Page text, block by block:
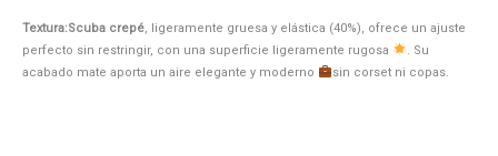
Textura:Scuba crepé, ligeramente gruesa y elástica (40%), ofrece un ajuste
perfecto sin restringir, con una superficie ligeramente rugosa
. Su
acabado mate aporta un aire elegante y moderno
sin corset ni copas.